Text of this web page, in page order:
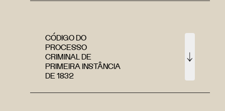
CÓDIGO DO
PROCESSO
CRIMINAL DE
PRIMEIRA INSTÂNCIA
DE 1832